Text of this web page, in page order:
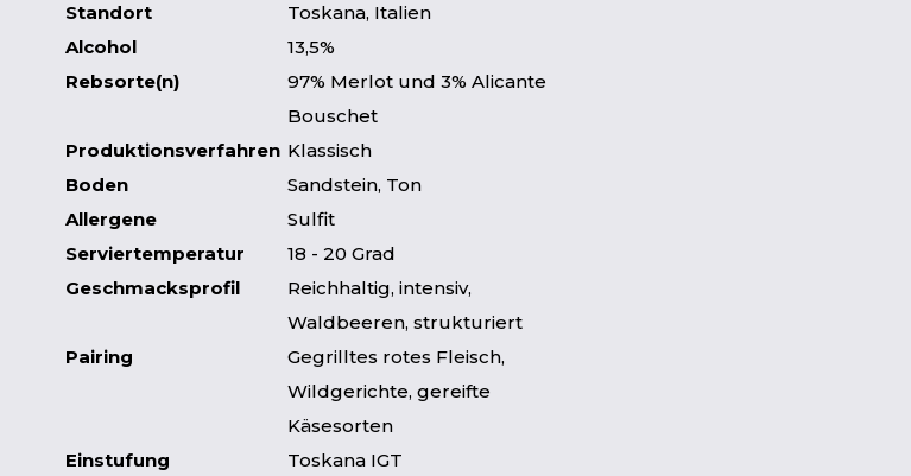
Standort
Toskana, Italien
Alcohol
13,5%
Rebsorte(n)
97% Merlot und 3% Alicante
Bouschet
Produktionsverfahren Klassisch
Boden
Sandstein, Ton
Allergene
Sulfit
Serviertemperatur
18 - 20 Grad
Geschmacksprofil
Reichhaltig, intensiv,
Waldbeeren, strukturiert
Pairing
Gegrilltes rotes Fleisch,
Wildgerichte, gereifte
Käsesorten
Einstufung
Toskana IGT